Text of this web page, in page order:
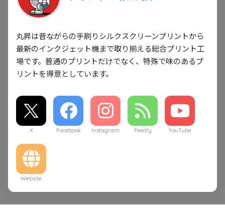
丸昇は昔ながらの手刷りシルクスクリーンプリントから
最新のインクジェット機まで取り揃える総合プリント工
場です。普通のプリントだけでなく、特殊で味のあるプ
リントを得意としています。
X Facebook Instagram Feedly YouTube
Website